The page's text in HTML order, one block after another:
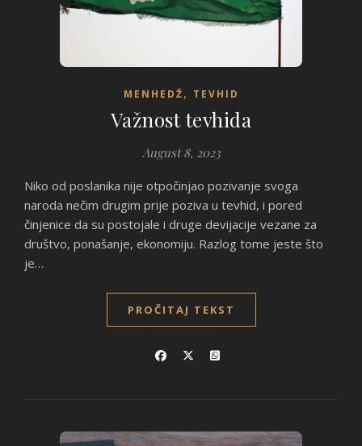
MENHEDŽ, TEVHID
Važnost tevhida
August 8, 2023
Niko od poslanika nije otpočinjao pozivanje svoga
naroda nečim drugim prije poziva u tevhid, i pored
činjenice da su postojale i druge devijacije vezane za
društvo, ponašanje, ekonomiju. Razlog tome jeste što
je…
PROČITAJ TEKST